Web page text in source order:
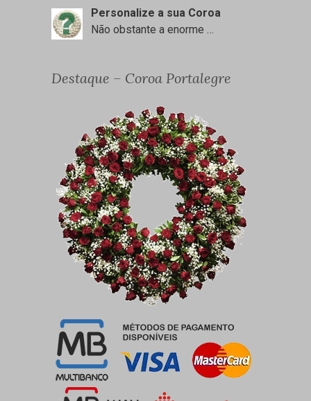
Personalize a sua Coroa
Não obstante a enorme …
Destaque – Coroa Portalegre